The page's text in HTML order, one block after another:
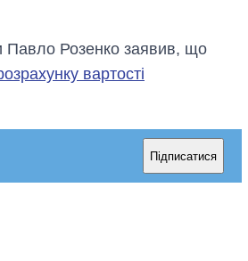
Павло Розенко заявив, що
вартості
Підписатися